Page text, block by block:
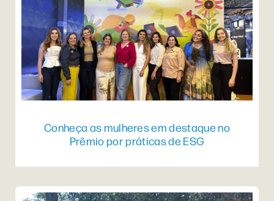
Conheça as mulheres em destaque no
Prêmio por práticas de ESG